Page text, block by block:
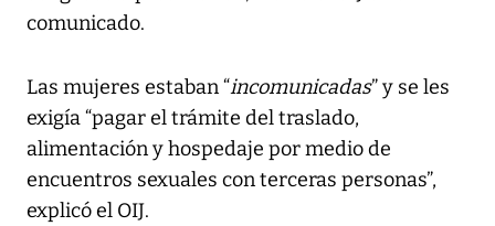
comunicado.
Las mujeres estaban “incomunicadas” y se les
exigía “pagar el trámite del traslado,
alimentación y hospedaje por medio de
encuentros sexuales con terceras personas”,
explicó el OIJ.